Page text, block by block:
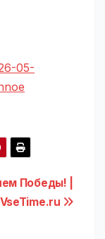
05-
Победы! |
VseTime.ru